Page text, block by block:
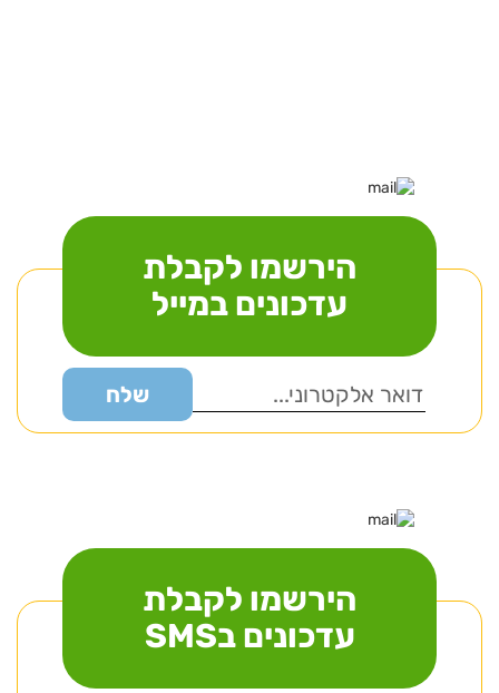
הירשמו לקבלת
עדכונים במייל
הירשמו לקבלת
עדכונים בSMS